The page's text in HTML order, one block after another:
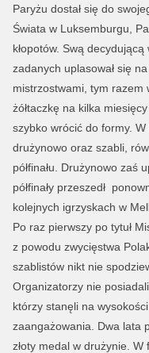
Paryżu dostał się do
Świata w Luksemburgu,
kłopotów. Swą
zadanych uplasował się
mistrzostwami, tym razem
żółtaczkę na kilka
szybko wrócić do formy.
drużynowo oraz szabli,
półfinału. Drużynowo zaś
półfinały przeszedł
kolejnych igrzyskach w
Po raz pierwszy po tytuł
z powodu zwycięstwa
szablistów nikt nie
Organizatorzy nie
którzy stanęli na
zaangażowania. Dwa lata
złoty medal w drużynie.